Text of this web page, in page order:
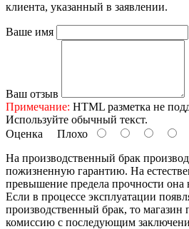
клиента, указанный в заявлении.
Ваше имя
Ваш отзыв
Примечание: HTML разметка не
Используйте обычный текст.
Оценка Плохо
На производственный брак
пожизненную гарантию. На
превышение предела прочности она
Если в процессе эксплуатации
производственный брак, то магазин
комиссию с последующим